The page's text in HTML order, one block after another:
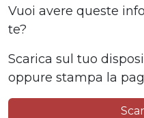
Vuoi avere queste
te?
Scarica sul tuo
oppure stampa la